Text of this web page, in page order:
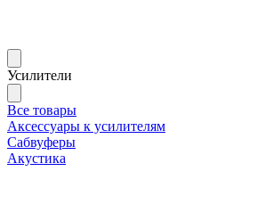
Усилители
Все товары
Аксессуары к усилителям
Сабвуферы
Акустика